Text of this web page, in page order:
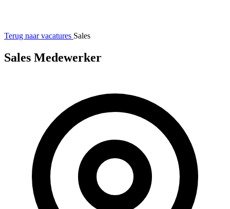
Terug naar vacatures Sales
Sales Medewerker